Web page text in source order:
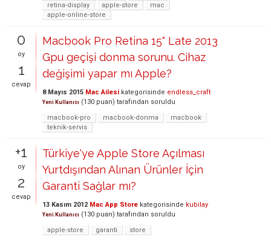
retina-display
apple-store
mac
apple-online-store
0
oy
1
cevap
Macbook Pro Retina 15" Late 2013
Gpu geçişi donma sorunu. Cihaz
değişimi yapar mı Apple?
8 Mayıs 2015 Mac Ailesi kategorisinde endless_craft
Yeni Kullanıcı (130 puan) tarafından soruldu
macbook-pro
macbook-donma
macbook
teknik-servis
+1
oy
2
cevap
Türkiye'ye Apple Store Açılması
Yurtdışından Alınan Ürünler İçin
Garanti Sağlar mı?
13 Kasım 2012 Mac App Store kategorisinde kubilay
Yeni Kullanıcı (130 puan) tarafından soruldu
apple-store
garanti store